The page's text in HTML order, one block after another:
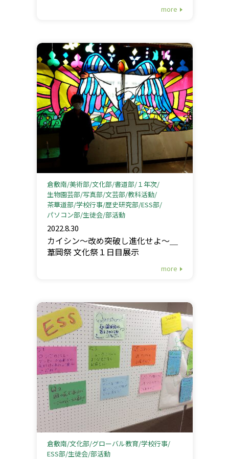
more
倉敷南 美術部 文化部 書道部 １年次
生物園芸部 写真部 文芸部 教科活動
茶華道部 学校行事 歴史研究部 ESS部
パソコン部 生徒会 部活動
2022.8.30
カイシン〜改め突破し進化せよ〜＿
葦岡祭 文化祭１日目展示
more
倉敷南 文化部 グローバル教育 学校行事
ESS部 生徒会 部活動